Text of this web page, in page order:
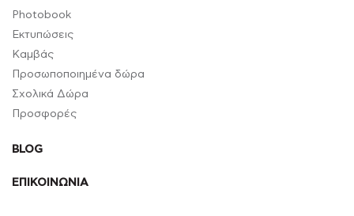
Photobook
Εκτυπώσεις
Καμβάς
Προσωποποιημένα δώρα
Σχολικά Δώρα
Προσφορές
BLOG
ΕΠΙΚΟΙΝΩΝΙΑ